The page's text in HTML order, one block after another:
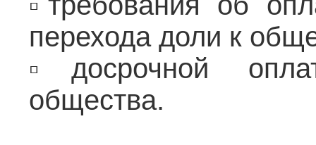
перехода доли к
▫️досрочной
общества.